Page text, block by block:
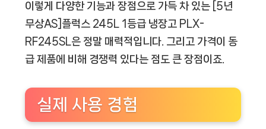
이렇게 다양한 기능과 장점으로 가득 차 있는 [5년
무상AS]플럭스 245L 1등급 냉장고 PLX-
RF245SL은 정말 매력적입니다. 그리고 가격이 동
급 제품에 비해 경쟁력 있다는 점도 큰 장점이죠.
실제 사용 경험